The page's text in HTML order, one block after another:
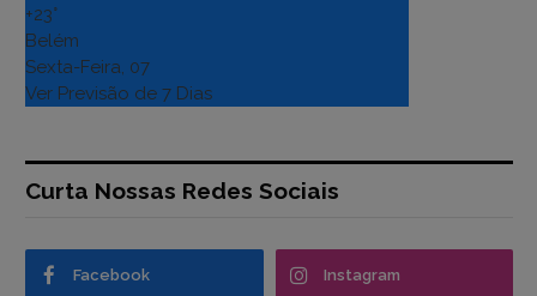
+23°
Belém
Sexta-Feira, 07
Ver Previsão de 7 Dias
Curta Nossas Redes Sociais
Facebook Instagram